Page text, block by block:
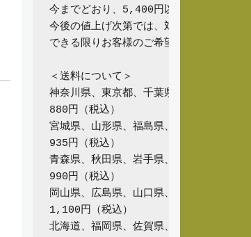
今までどおり、5,400円以上お買い求め
今後の値上げ次第では、対応できなくな
できる限りお客様のご希望に添えるよう
＜送料について＞
神奈川県、東京都、千葉県、埼玉県、茨
880円（税込）
宮城県、山形県、福島県、長野県、新潟
935円（税込）
青森県、秋田県、岩手県、京都府、滋賀
990円（税込）
岡山県、広島県、山口県、鳥取県、島根
1,100円（税込）
北海道、福岡県、佐賀県、大分県、長崎